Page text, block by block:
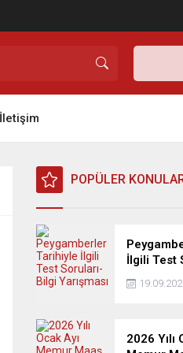
İletişim
POPÜLER
İlgili Test
Yarışması
2026 Yılı